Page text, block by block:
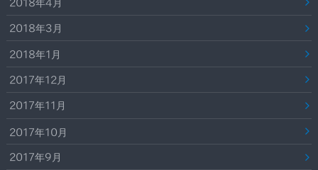
2018年4月
2018年3月
2018年1月
2017年12月
2017年11月
2017年10月
2017年9月